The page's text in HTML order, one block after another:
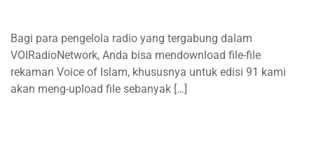
Bagi para pengelola radio yang tergabung dalam
VOIRadioNetwork, Anda bisa mendownload file-file
rekaman Voice of Islam, khususnya untuk edisi 91 kami
akan meng-upload file sebanyak […]